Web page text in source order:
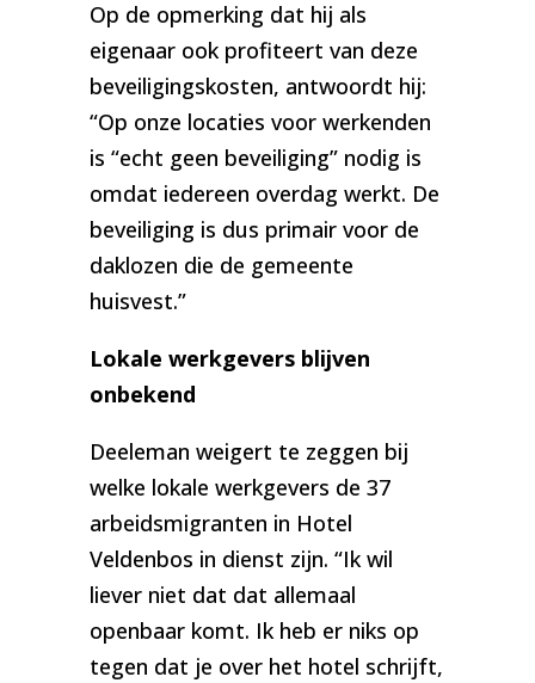
Op de opmerking dat hij als
eigenaar ook profiteert van deze
beveiligingskosten, antwoordt hij:
“Op onze locaties voor werkenden
is “echt geen beveiliging” nodig is
omdat iedereen overdag werkt. De
beveiliging is dus primair voor de
daklozen die de gemeente
huisvest.”
Lokale werkgevers blijven
onbekend
Deeleman weigert te zeggen bij
welke lokale werkgevers de 37
arbeidsmigranten in Hotel
Veldenbos in dienst zijn. “Ik wil
liever niet dat dat allemaal
openbaar komt. Ik heb er niks op
tegen dat je over het hotel schrijft,